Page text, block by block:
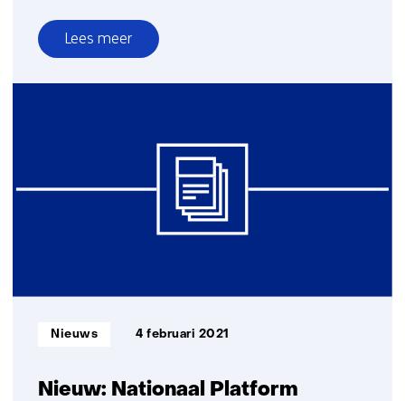
Lees meer
over
Onderzoek
soepen
Nieuw: Nationaal Platform
Informatietype:
Nieuws 4 februari 2021